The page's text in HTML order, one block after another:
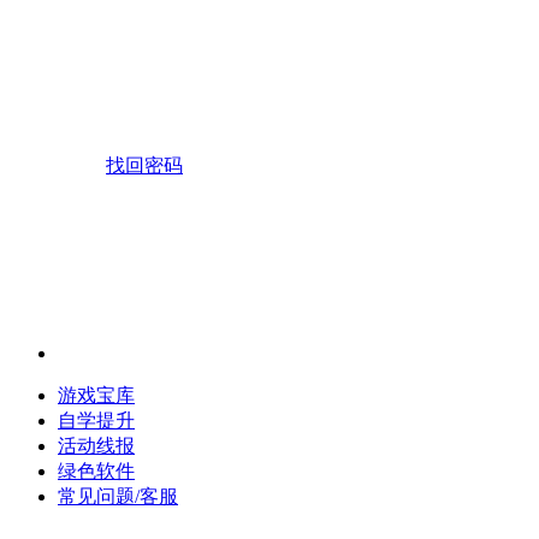
找回密码
游戏宝库
自学提升
活动线报
绿色软件
常见问题/客服